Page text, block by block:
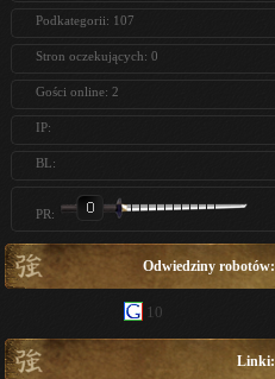
Podkategorii: 107
Stron oczekujących: 0
Gości online: 2
IP:
BL:
PR:
Odwiedziny robotów:
10
Linki: